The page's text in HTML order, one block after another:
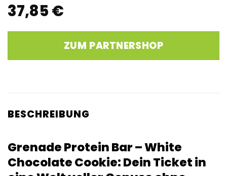
37,85 €
ZUM PARTNERSHOP
BESCHREIBUNG
Grenade Protein Bar – White
Chocolate Cookie: Dein Ticket in